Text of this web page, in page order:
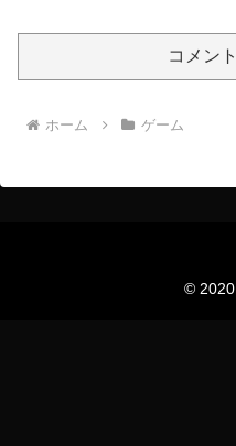
コメン
ホーム ゲーム
© 2020